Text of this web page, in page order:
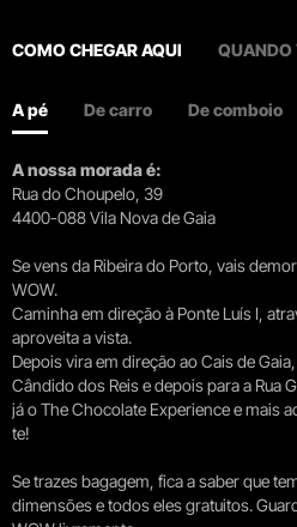
COMO CHEGAR AQUI QUANDO
A pé De carro De comboio
A nossa morada é:
Rua do Choupelo, 39
4400-088 Vila Nova de Gaia
Se vens da Ribeira do Porto, vais
WOW.
Caminha em direção à Ponte Luís I,
aproveita a vista.
Depois vira em direção ao Cais de
Cândido dos Reis e depois para a Rua
já o The Chocolate Experience e mais
te!
Se trazes bagagem, fica a saber que
dimensões e todos eles gratuitos.